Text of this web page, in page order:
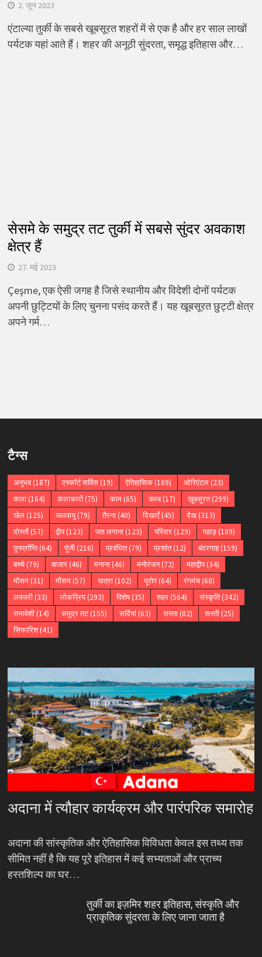
2. जून 2023
एंटाल्या तुर्की के सबसे खूबसूरत शहरों में से एक है और हर साल लाखों
पर्यटक यहां आते हैं। शहर की अनूठी सुंदरता, समृद्ध इतिहास और…
सेसमे के समुद्र तट तुर्की में सबसे सुंदर अवकाश
क्षेत्र हैं
27. मई 2023
Çeşme, एक ऐसी जगह है जिसे स्थानीय और विदेशी दोनों पर्यटक
अपनी छुट्टियों के लिए चुनना पसंद करते हैं। यह खूबसूरत छुट्टी क्षेत्र
अपने गर्म…
टैग्स
अनुभव(187) एस्कॉर्ट सर्विस(19) ऐतिहासिक(189) ओरिएंटल(23)
कला(164) कलाकारों(75) काम(65) क्लब(17) ख़ूबसूरत(299)
खेल(125) जलवायु(79) तैरना(40) दिखाएँ(45) देख(313)
दोस्तों(57) द्वीप(123) पता लगाना(123) परिवार(129) पहाड़(189)
पुनर्प्राप्ति(64) पूंजी(216) प्रबंधित(79) प्रशांत(12) बंदरगाह(159)
बच्चे(79) बाजार(46) मनाना(46) मनोरंजन(72) महाद्वीप(34)
मौसम(31) मौसम(57) यात्रा(102) यूरोप(64) रंगमंच(68)
लक्जरी(33) लोकप्रिय(293) विशेष(35) शहर(564) संस्कृति(342)
समावेशी(14) समुद्र तट(155) सर्दियां(63) सस्ता(82) सस्ती(25)
सिफारिश(41)
अदाना में त्यौहार कार्यक्रम और पारंपरिक समारोह
अदाना की सांस्कृतिक और ऐतिहासिक विविधता केवल इस तथ्य तक
सीमित नहीं है कि यह पूरे इतिहास में कई सभ्यताओं और प्राच्य
हस्तशिल्प का घर…
तुर्की का इज़मिर शहर इतिहास, संस्कृति और
प्राकृतिक सुंदरता के लिए जाना जाता है